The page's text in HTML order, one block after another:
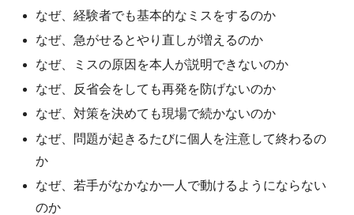
なぜ、経験者でも基本的なミスをするのか
なぜ、急がせるとやり直しが増えるのか
なぜ、ミスの原因を本人が説明できないのか
なぜ、反省会をしても再発を防げないのか
なぜ、対策を決めても現場で続かないのか
なぜ、問題が起きるたびに個人を注意して終わるの
か
なぜ、若手がなかなか一人で動けるようにならない
のか